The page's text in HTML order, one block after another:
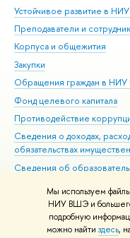
Мы используем
НИУ ВШЭ и большего
подробную
можно найти здесь,
Устойчивое развитие в
Преподаватели и
Корпуса и общежития
Закупки
Обращения граждан в
Фонд целевого капитала
Противодействие
Сведения о доходах,
обязательствах
Сведения об
Людям с ограниченными
Единая платежная страница
Работа в Вышке